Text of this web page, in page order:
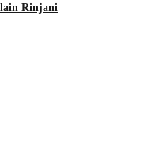
Rinjani